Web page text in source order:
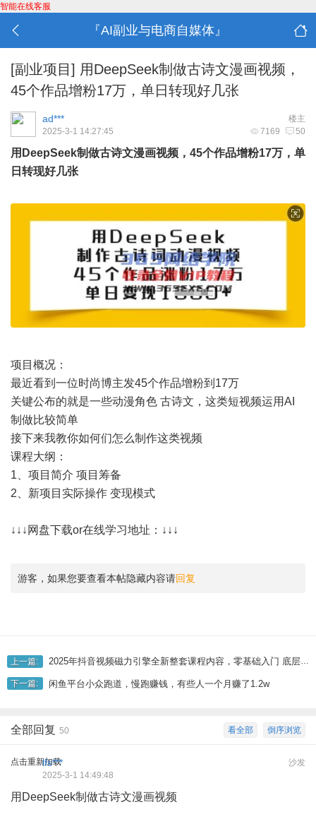
智能在线客服
『AI副业与电商自媒体』
[副业项目] 用DeepSeek制做古诗文漫画视频，
45个作品增粉17万，单日转现好几张
楼主
ad***
7169 50
2025-3-1 14:27:45
用DeepSeek制做古诗文漫画视频，45个作品增粉17万，单
日转现好几张
项目概况：
最近看到一位时尚博主发45个作品增粉到17万
关键公布的就是一些动漫角色 古诗文，这类短视频运用AI
制做比较简单
接下来我教你如何们怎么制作这类视频
课程大纲：
1、项目简介 项目筹备
2、新项目实际操作 变现模式
↓↓↓网盘下载or在线学习地址：↓↓↓
游客，如果您要查看本帖隐藏内容请回复
上一篇: 2025年抖音视频磁力引擎全新整套课程内容，零基础入门 底层思维 实际操作
下一篇: 闲鱼平台小众跑道，慢跑赚钱，有些人一个月赚了1.2w
倒序浏览
看全部
全部回复 50
点击重新加载 沙发
lfs***
2025-3-1 14:49:48
用DeepSeek制做古诗文漫画视频